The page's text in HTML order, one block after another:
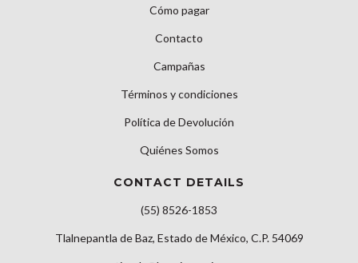
Cómo pagar
Contacto
Campañas
Términos y condiciones
Política de Devolución
Quiénes Somos
CONTACT DETAILS
(55) 8526-1853
Tlalnepantla de Baz, Estado de México, C.P. 54069